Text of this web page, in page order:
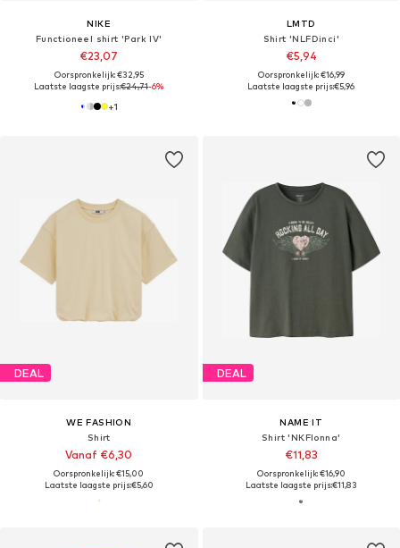
NIKE
Functioneel shirt 'Park IV'
€23,07
Oorspronkelijk: €32,95
Laatste laagste prijs:€24,71-6%
+1
LMTD
Shirt 'NLFDinci'
€5,94
Oorspronkelijk: €16,99
Laatste laagste prijs:€5,96
DEAL
WE FASHION
Shirt
Vanaf €6,30
Oorspronkelijk: €15,00
Laatste laagste prijs:€5,60
DEAL
NAME IT
Shirt 'NKFlonna'
€11,83
Oorspronkelijk: €16,90
Laatste laagste prijs:€11,83